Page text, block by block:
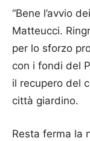
“Bene l’avvio
Matteucci.
per lo sforzo
con i fondi del
il recupero del
città giardino.
Resta ferma la